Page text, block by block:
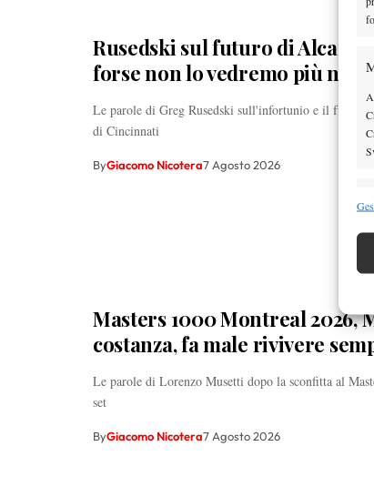
Rusedski sul futuro di Alcaraz:
forse non lo vedremo più nel
Le parole di Greg Rusedski sull'infortunio e il futuro
di Cincinnati
ByGiacomo Nicotera7 Agosto 2026
Masters 1000 Montreal 2026,
costanza, fa male rivivere
Le parole di Lorenzo Musetti dopo la sconfitta al
set
ByGiacomo Nicotera7 Agosto 2026